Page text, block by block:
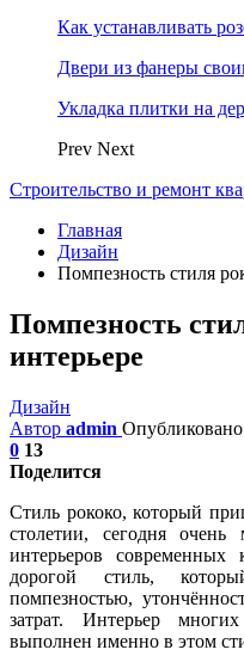
Как устанавливать
Двери из фанеры
Укладка плитки на
Prev Next
Строительство и ремонт
Главная
Дизайн
Помпезность стиля
Помпезность
интерьере
Дизайн
Автор admin Опубликовано
0 13
Поделится
Стиль рококо, который
столетии, сегодня очень
интерьеров современных
дорогой стиль,
помпезностью,
затрат. Интерьер
выполнен именно в этом